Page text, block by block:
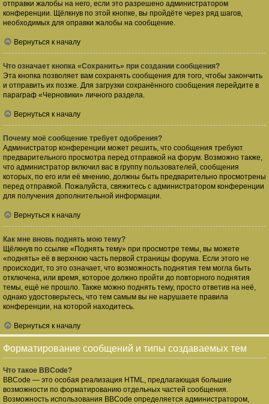
отправки жалобы на него, если это разрешено администратором
конференции. Щёлкнув по этой кнопке, вы пройдёте через ряд шагов,
необходимых для оправки жалобы на сообщение.
Вернуться к началу
Что означает кнопка «Сохранить» при создании сообщения?
Эта кнопка позволяет вам сохранять сообщения для того, чтобы закончить
и отправить их позже. Для загрузки сохранённого сообщения перейдите в
параграф «Черновики» личного раздела.
Вернуться к началу
Почему моё сообщение требует одобрения?
Администратор конференции может решить, что сообщения требуют
предварительного просмотра перед отправкой на форум. Возможно также,
что администратор включил вас в группу пользователей, сообщения
которых, по его или её мнению, должны быть предварительно просмотрены
перед отправкой. Пожалуйста, свяжитесь с администратором конференции
для получения дополнительной информации.
Вернуться к началу
Как мне вновь поднять мою тему?
Щёлкнув по ссылке «Поднять тему» при просмотре темы, вы можете
«поднять» её в верхнюю часть первой страницы форума. Если этого не
происходит, то это означает, что возможность поднятия тем могла быть
отключена, или время, которое должно пройти до повторного поднятия
темы, ещё не прошло. Также можно поднять тему, просто ответив на неё,
однако удостоверьтесь, что тем самым вы не нарушаете правила
конференции, на которой находитесь.
Вернуться к началу
Форматирование сообщений и типы создаваемых тем
Что такое BBCode?
BBCode — это особая реализация HTML, предлагающая большие
возможности по форматированию отдельных частей сообщения.
Возможность использования BBCode определяется администратором,